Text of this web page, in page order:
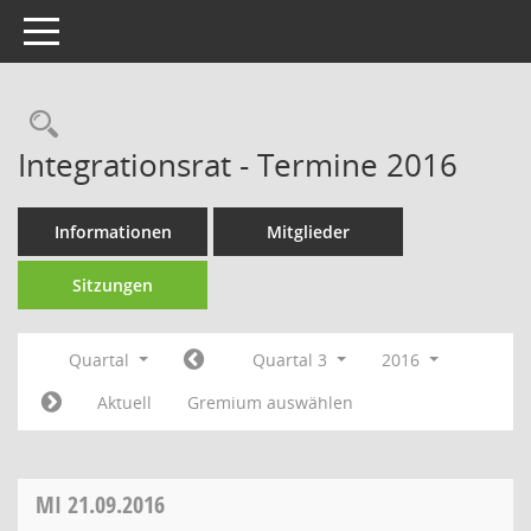
Toggle navigation
Rechercheauswahl
Integrationsrat - Termine 2016
Informationen Mitglieder
Sitzungen
Quartal Quartal 3
2016
Aktuell
Gremium auswählen
MI 21.09.2016